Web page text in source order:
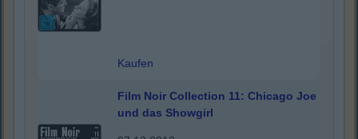
Kaufen
Film Noir Collection 11: Chicago Joe
und das Showgirl